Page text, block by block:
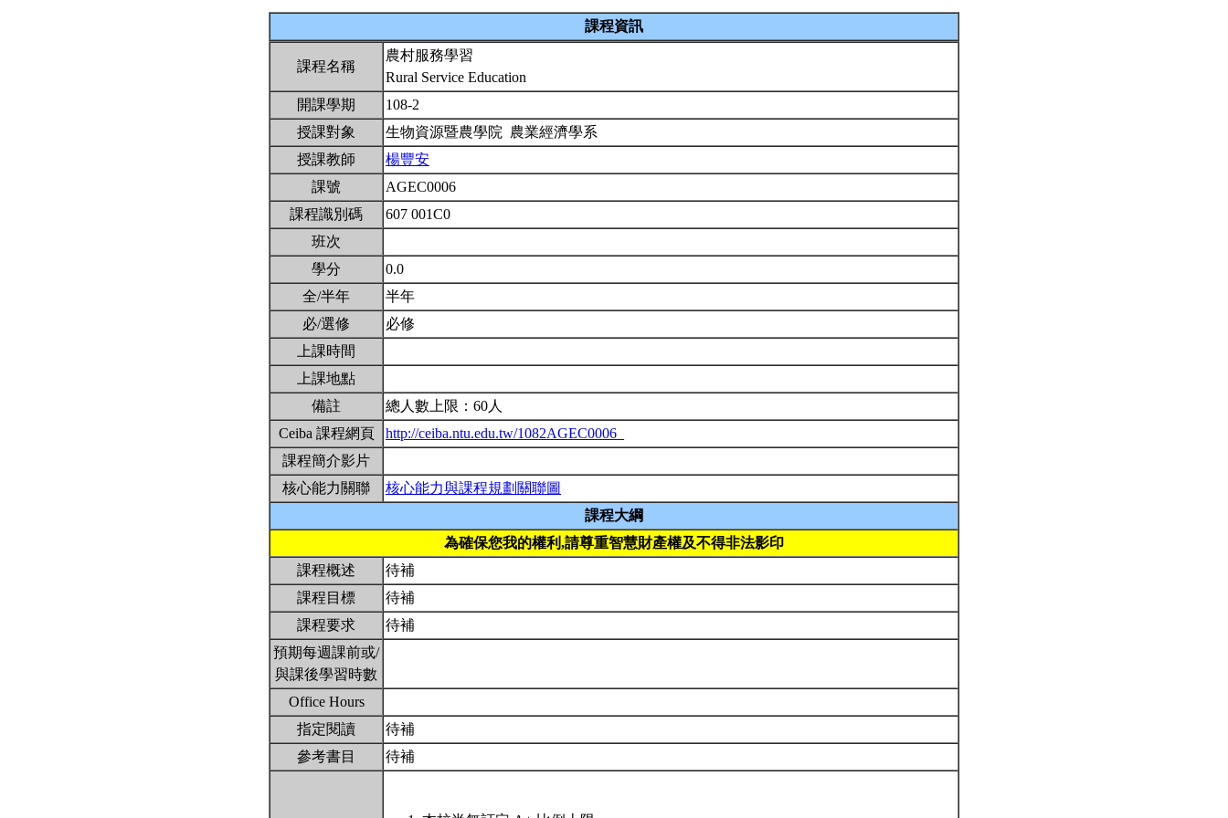
課程資訊
課程名稱
農村服務學習
Rural Service Education
開課學期
108-2
授課對象
生物資源暨農學院 農業經濟學系
授課教師
楊豐安
課號
AGEC0006
課程識別碼
607 001C0
班次
學分
0.0
全/半年
半年
必/選修
必修
上課時間
上課地點
備註
總人數上限：60人
Ceiba 課程網頁
http://ceiba.ntu.edu.tw/1082AGEC0006_
課程簡介影片
核心能力關聯
核心能力與課程規劃關聯圖
課程大綱
為確保您我的權利,請尊重智慧財產權及不得非法影印
課程概述
待補
課程目標
待補
課程要求
待補
預期每週課前或/
與課後學習時數
Office Hours
指定閱讀
待補
參考書目
待補